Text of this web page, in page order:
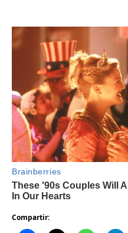
Compartir: